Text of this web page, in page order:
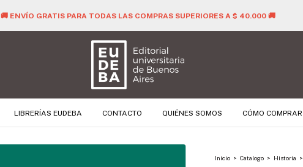
🚚 ENVÍO GRATIS PARA TODAS LAS COMPRAS SUPERIORES A $ 40.000 🚚
LIBRERÍAS EUDEBA CONTACTO QUIÉNES SOMOS CÓMO COMPRAR
Inicio > Catalogo > Historia >